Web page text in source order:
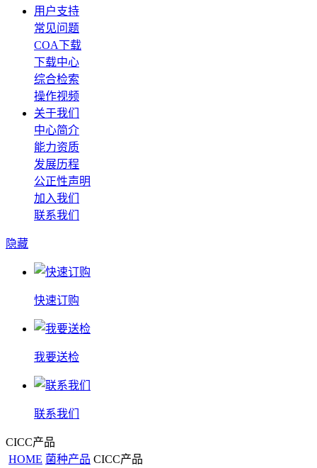
用户支持
常见问题
COA下载
下载中心
综合检索
操作视频
关于我们
中心简介
能力资质
发展历程
公正性声明
加入我们
联系我们
隐藏
快速订购
我要送检
联系我们
CICC产品
HOME 菌种产品 CICC产品